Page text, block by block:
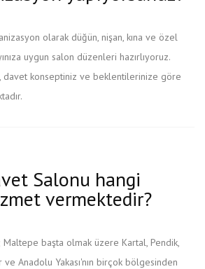
olarak düğün, nişan, kına ve özel
uygun salon düzenleri hazırlıyoruz.
davet konseptiniz ve beklentilerinize göre
Salonu hangi
vermektedir?
Maltepe başta olmak üzere Kartal, Pendik,
Anadolu Yakası'nın birçok bölgesinden